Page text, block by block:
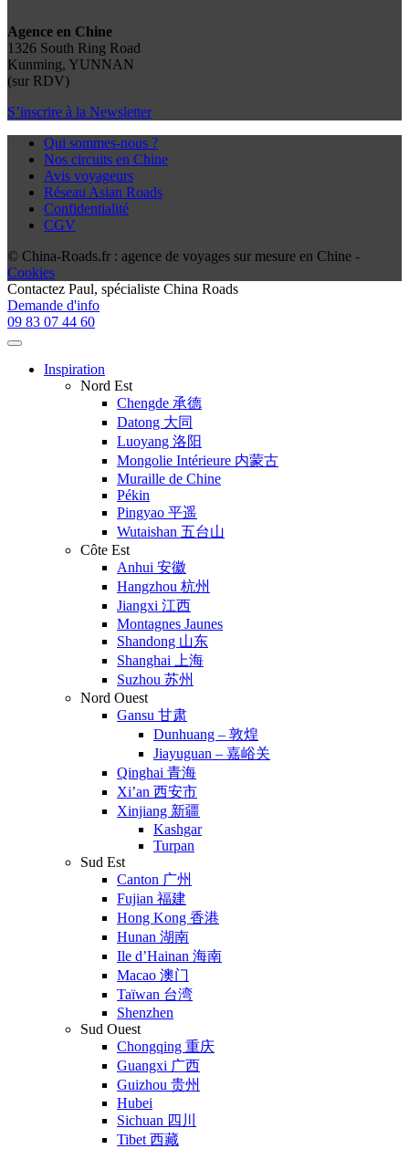
Agence en Chine
1326 South Ring Road
Kunming, YUNNAN
(sur RDV)
S’inscrire à la Newsletter
Qui sommes-nous ?
Nos circuits en Chine
Avis voyageurs
Réseau Asian Roads
Confidentialité
CGV
© China-Roads.fr : agence de voyages sur mesure en Chine -
Cookies
Contactez Paul, spécialiste China Roads
Demande d'info
09 83 07 44 60
Inspiration
Nord Est
Chengde 承德
Datong 大同
Luoyang 洛阳
Mongolie Intérieure 内蒙古
Muraille de Chine
Pékin
Pingyao 平遥
Wutaishan 五台山
Côte Est
Anhui 安徽
Hangzhou 杭州
Jiangxi 江西
Montagnes Jaunes
Shandong 山东
Shanghai 上海
Suzhou 苏州
Nord Ouest
Gansu 甘肃
Dunhuang – 敦煌
Jiayuguan – 嘉峪关
Qinghai 青海
Xi’an 西安市
Xinjiang 新疆
Kashgar
Turpan
Sud Est
Canton 广州
Fujian 福建
Hong Kong 香港
Hunan 湖南
Ile d’Hainan 海南
Macao 澳门
Taïwan 台湾
Shenzhen
Sud Ouest
Chongqing 重庆
Guangxi 广西
Guizhou 贵州
Hubei
Sichuan 四川
Tibet 西藏